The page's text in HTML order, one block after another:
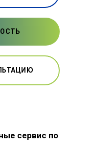
сервис по